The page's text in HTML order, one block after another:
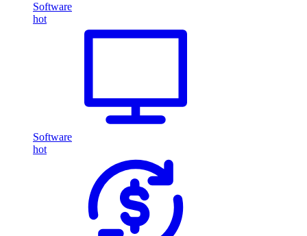
Software
hot
Software
hot